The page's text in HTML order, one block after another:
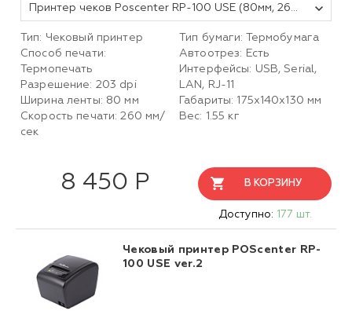
Принтер чеков Poscenter RP-100 USE (80мм, 260 мм/сек, автоотрез, RS232+USB+LAN) черный
Тип: Чековый принтер
Способ печати:
Термопечать
Разрешение: 203 dpi
Ширина ленты: 80 мм
Скорость печати: 260 мм/
сек
Тип бумаги: Термобумага
Автоотрез: Есть
Интерфейсы: USB, Serial,
LAN, RJ-11
Габариты: 175x140x130 мм
Вес: 1.55 кг
8 450 Р В КОРЗИНУ
Доступно: 177 шт.
Чековый принтер POScenter RP-
100 USE ver.2